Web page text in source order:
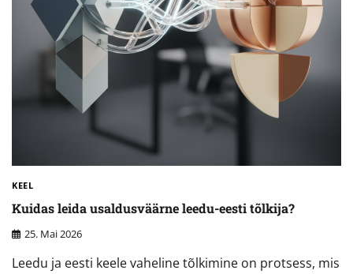
KEEL
Kuidas leida usaldusväärne leedu-eesti tõlkija?
25. Mai 2026
Leedu ja eesti keele vaheline tõlkimine on protsess, mis